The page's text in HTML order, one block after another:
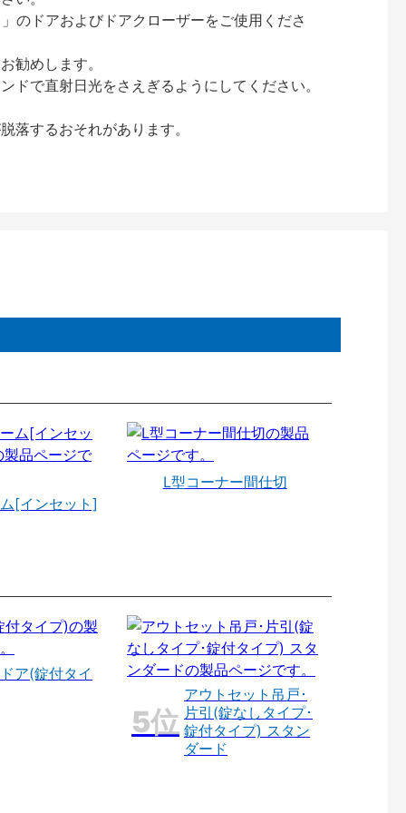
のドアおよびドアクローザーをご使用くださ
勧めします。
で直射日光をさえぎるようにしてください。
落するおそれがあります。
[インセット]
L型コーナー間仕切
ア(錠付タイ
アウトセット吊戸･
片引(錠なしタイプ･
錠付タイプ) スタン
ダード